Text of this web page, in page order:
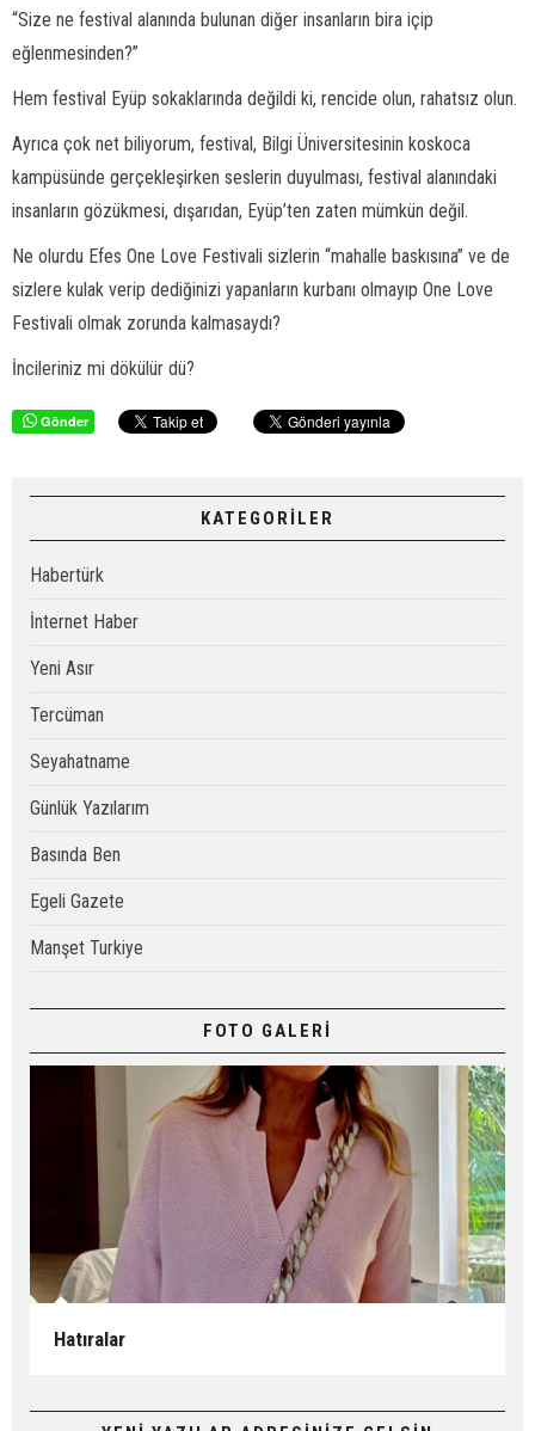
“Size ne festival alanında bulunan diğer insanların bira içip
eğlenmesinden?”
Hem festival Eyüp sokaklarında değildi ki, rencide olun, rahatsız olun.
Ayrıca çok net biliyorum, festival, Bilgi Üniversitesinin koskoca
kampüsünde gerçekleşirken seslerin duyulması, festival alanındaki
insanların gözükmesi, dışarıdan, Eyüp’ten zaten mümkün değil.
Ne olurdu Efes One Love Festivali sizlerin “mahalle baskısına” ve de
sizlere kulak verip dediğinizi yapanların kurbanı olmayıp One Love
Festivali olmak zorunda kalmasaydı?
İncileriniz mi dökülür dü?
Gönder
KATEGORİLER
Habertürk
İnternet Haber
Yeni Asır
Tercüman
Seyahatname
Günlük Yazılarım
Basında Ben
Egeli Gazete
Manşet Turkiye
FOTO GALERİ
Hatıralar